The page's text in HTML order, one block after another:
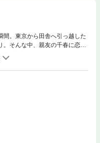
間。東京から田舎へ引っ越した
。そんな中、親友の千春に恋人
は自分自身の居場所を求めて
ーリー!!